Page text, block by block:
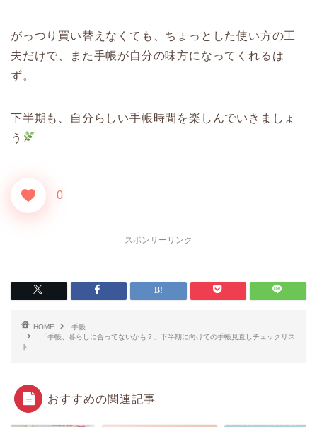
がっつり買い替えなくても、ちょっとした使い方の工
夫だけで、また手帳が自分の味方になってくれるは
ず。
下半期も、自分らしい手帳時間を楽しんでいきましょ
う
0
スポンサーリンク
HOME
手帳
「手帳、暮らしに合ってないかも？」下半期に向けての手帳見直しチェックリス
ト
おすすめの関連記事